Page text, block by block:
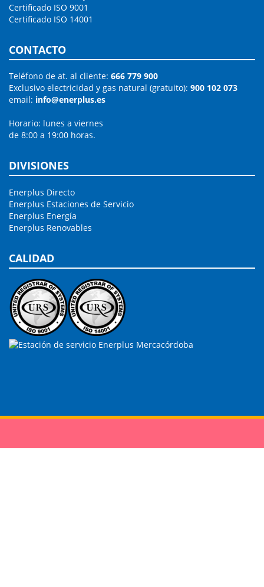
Certificado ISO 9001
Certificado ISO 14001
CONTACTO
Teléfono de at. al cliente: 666 779 900
Exclusivo electricidad y gas natural (gratuito): 900 102 073
email: info@enerplus.es
Horario: lunes a viernes
de 8:00 a 19:00 horas.
DIVISIONES
Enerplus Directo
Enerplus Estaciones de Servicio
Enerplus Energía
Enerplus Renovables
CALIDAD